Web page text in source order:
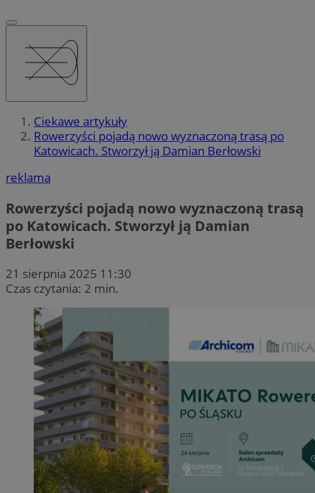
Ciekawe artykuły
Rowerzyści pojadą nowo wyznaczoną trasą po
Katowicach. Stworzył ją Damian Berłowski
reklama
Rowerzyści pojadą nowo wyznaczoną trasą
po Katowicach. Stworzył ją Damian
Berłowski
21 sierpnia 2025 11:30
Czas czytania: 2 min.